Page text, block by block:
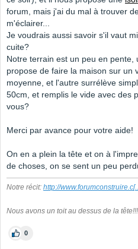
forum, mais j'ai du mal à trouver
m'éclairer...
Je voudrais aussi savoir s'il vaut
cuite?
Notre terrain est un peu en pente,
propose de faire la maison sur un
moyenne, et l'autre surrélève
50cm, et remplis le vide avec des
vous?
Merci par avance pour votre aide!
On en a plein la tête et on à
de choses, on se sent un peu
Notre récit: http://www.forumconstruire.c
Nous avons un toit au dessus de la
0